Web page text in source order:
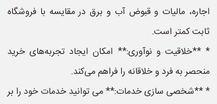
اجاره، مالیات و قبوض آب و برق در مقایسه با فروشگاه
ثابت کمتر است.
* **خلاقیت و نوآوری:** امکان ایجاد تجربه‌های خرید
منحصر به فرد و خلاقانه را فراهم می‌کند.
* **شخصی سازی خدمات:** می توانید خدمات خود را بر